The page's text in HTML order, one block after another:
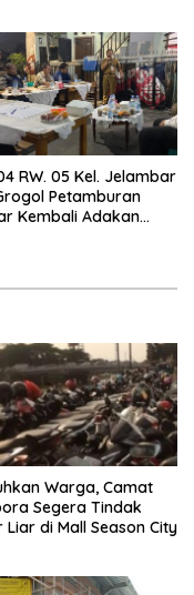
RW. 05 Kel. Jelambar
Petamburan
Kembali Adakan
Warga, Camat
Segera Tindak
Liar di Mall Season City